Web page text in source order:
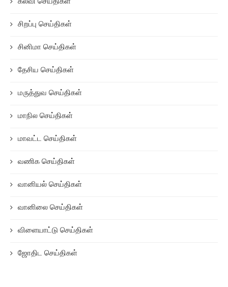
சிறப்பு செய்திகள்
சினிமா செய்திகள்
தேசிய செய்திகள்
மருத்துவ செய்திகள்
மாநில செய்திகள்
மாவட்ட செய்திகள்
வணிக செய்திகள்
வானியல் செய்திகள்
வானிலை செய்திகள்
விளையாட்டு செய்திகள்
ஜோதிட செய்திகள்